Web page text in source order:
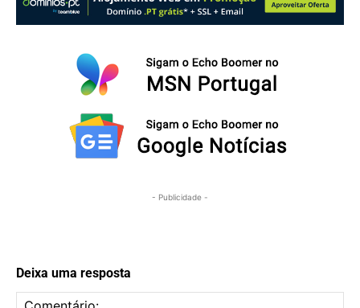
- Publicidade -
Deixa uma resposta